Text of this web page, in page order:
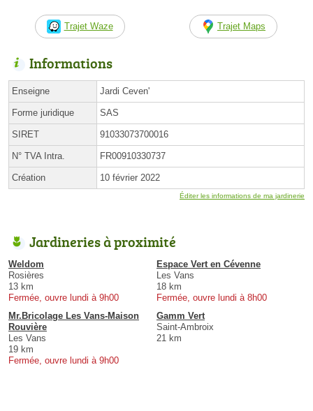
Trajet Waze Trajet Maps
Informations
Enseigne Jardi Ceven'
Forme juridique SAS
SIRET 91033073700016
N° TVA Intra. FR00910330737
Création 10 février 2022
Éditer les informations de ma jardinerie
Jardineries à proximité
Weldom
Rosières
13 km
Fermée, ouvre lundi à 9h00
Espace Vert en Cévenne
Les Vans
18 km
Fermée, ouvre lundi à 8h00
Mr.Bricolage Les Vans-Maison
Rouvière
Les Vans
19 km
Fermée, ouvre lundi à 9h00
Gamm Vert
Saint-Ambroix
21 km